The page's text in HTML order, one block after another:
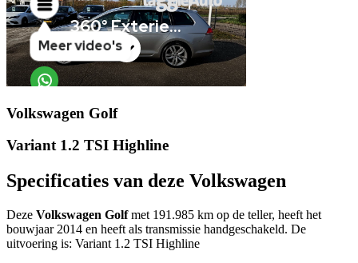
Volkswagen Golf
Variant 1.2 TSI Highline
Specificaties van deze Volkswagen
Deze Volkswagen Golfmet 191.985 km op de teller, heeft het
bouwjaar 2014 en heeft als transmissie handgeschakeld. De
uitvoering is: Variant 1.2 TSI Highline